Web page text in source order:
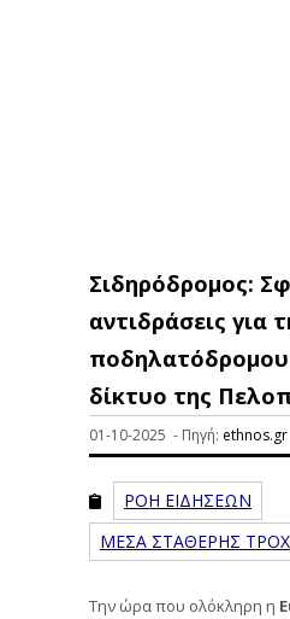
Σιδηρόδρομος:
αντιδράσεις για
ποδηλατόδρομου
δίκτυο της
01-10-2025 - Πηγή: ethnos.gr
ΡΟΗ ΕΙΔΗΣΕΩΝ
ΜΕΣΑ ΣΤΑΘΕΡΗΣ
Την ώρα που ολόκληρη η